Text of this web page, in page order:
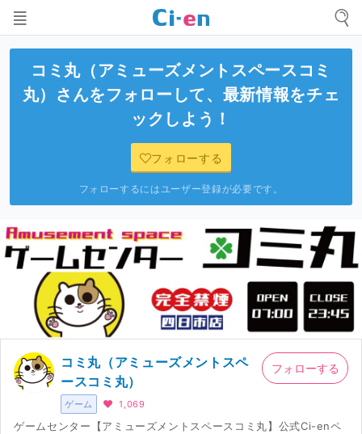
コミ丸（アミューズメントスペースコミ
丸） さんをフォローして、最新情報をチェ
ックしよう！
フォローする
フォローするにはユーザー登録が必要です。
ゲーム
コミ丸（アミューズメントスペ
ースコミ丸）
1,069
ゲームセンター【アミューズメントスペースコミ丸】公式Ci-enペ
フォローする